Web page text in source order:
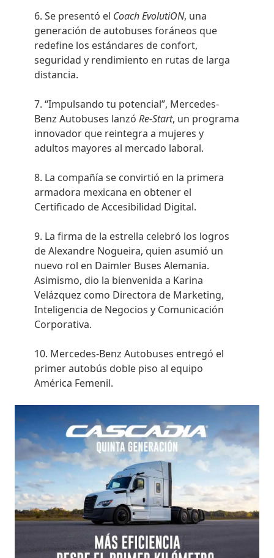
Se presentó el Coach EvolutiON, una
generación de autobuses foráneos que
redefine los estándares de confort,
seguridad y rendimiento en rutas de larga
distancia.
“Impulsando tu potencial”, Mercedes-
Benz Autobuses lanzó Re-Start, un programa
innovador que reintegra a mujeres y
adultos mayores al mercado laboral.
La compañía se convirtió en la primera
armadora mexicana en obtener el
Certificado de Accesibilidad Digital.
La firma de la estrella celebró los logros
de Alexandre Nogueira, quien asumió un
nuevo rol en Daimler Buses Alemania.
Asimismo, dio la bienvenida a Karina
Velázquez como Directora de Marketing,
Inteligencia de Negocios y Comunicación
Corporativa.
Mercedes-Benz Autobuses entregó el
primer autobús doble piso al equipo
América Femenil.